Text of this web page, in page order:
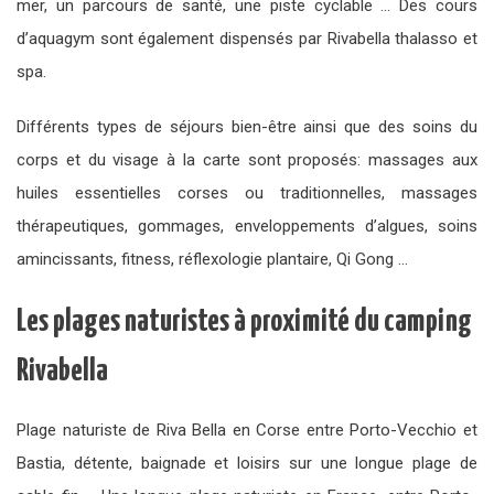
mer, un parcours de santé, une piste cyclable … Des cours
d’aquagym sont également dispensés par Rivabella thalasso et
spa.
Différents types de séjours bien-être ainsi que des soins du
corps et du visage à la carte sont proposés: massages aux
huiles essentielles corses ou traditionnelles, massages
thérapeutiques, gommages, enveloppements d’algues, soins
amincissants, fitness, réflexologie plantaire, Qi Gong …
Les plages naturistes à proximité du camping
Rivabella
Plage naturiste de Riva Bella en Corse entre Porto-Vecchio et
Bastia, détente, baignade et loisirs sur une longue plage de